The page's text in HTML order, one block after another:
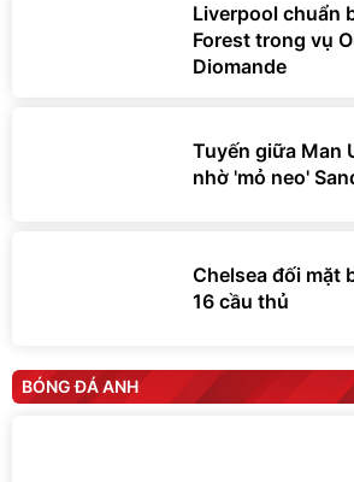
Liverpool chuẩn
Forest trong vụ
Diomande
Tuyến giữa Man
nhờ 'mỏ neo'
Chelsea đối mặt
16 cầu thủ
BÓNG ĐÁ ANH